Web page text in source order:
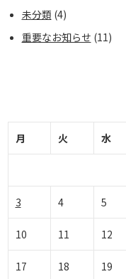
未分類 (4)
重要なお知らせ (11)
月 火 水
3 4 5
10 11 12
17 18 19